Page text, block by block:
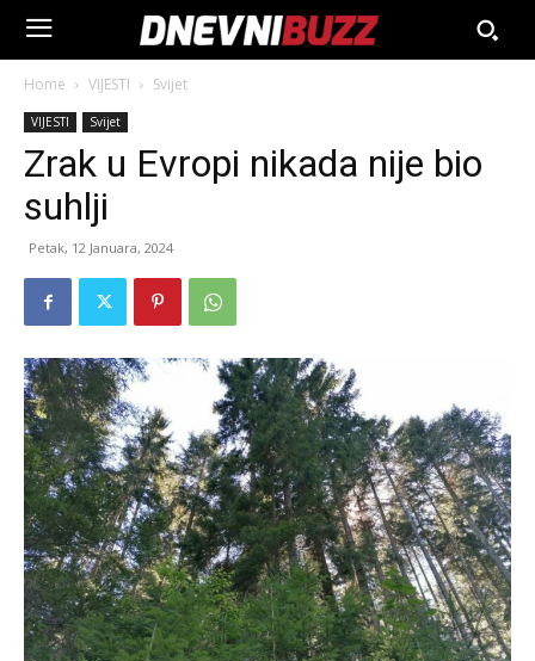
Home VIJESTI Svijet
VIJESTI Svijet
Zrak u Evropi nikada nije bio
suhlji
Petak, 12 Januara, 2024